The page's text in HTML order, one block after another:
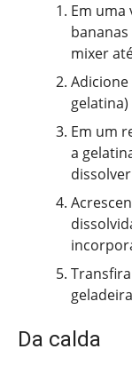
Em uma
mixer
Em um
a
Da calda